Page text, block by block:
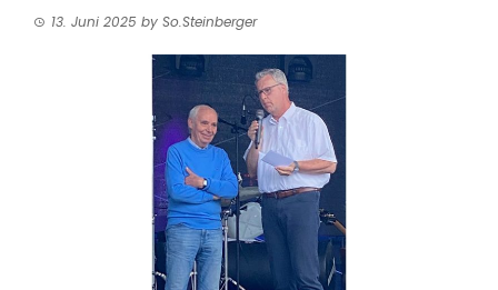
13. Juni 2025 by So.Steinberger